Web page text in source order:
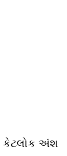
કેટલોક અંશ